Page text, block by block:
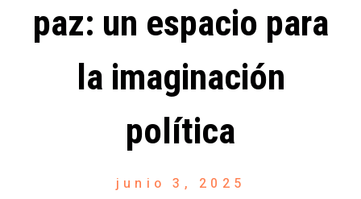
paz: un espacio para
la imaginación
política
junio 3, 2025